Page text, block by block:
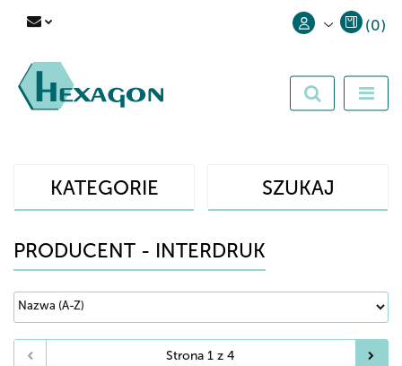
Zarejestruj się
(0)
KATEGORIE SZUKAJ
PRODUCENT - INTERDRUK